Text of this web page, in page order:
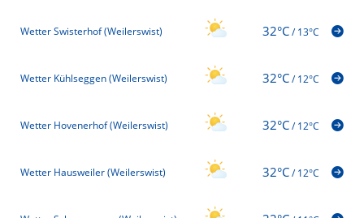
Wetter Swisterhof (Weilerswist) 32°C/13°C
Wetter Kühlseggen (Weilerswist) 32°C/12°C
Wetter Hovenerhof (Weilerswist) 32°C/12°C
Wetter Hausweiler (Weilerswist) 32°C/12°C